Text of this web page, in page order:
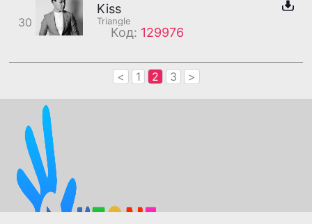
30
Kiss
Triangle
Код: 129976
< 1 2 3 >